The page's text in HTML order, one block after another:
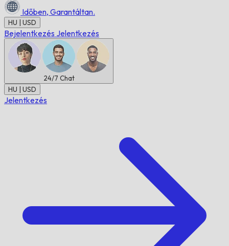
Időben, Garantáltan.
HU | USD
Bejelentkezés Jelentkezés
24/7 Chat
HU | USD
Jelentkezés